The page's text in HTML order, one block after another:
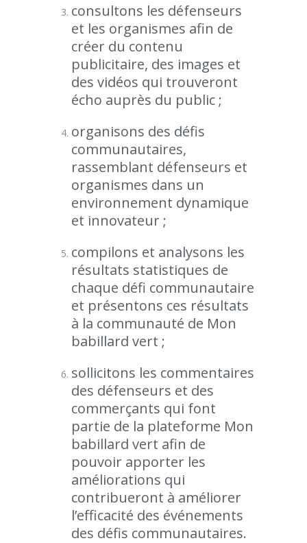
consultons les défenseurs
et les organismes afin de
créer du contenu
publicitaire, des images et
des vidéos qui trouveront
écho auprès du public ;
organisons des défis
communautaires,
rassemblant défenseurs et
organismes dans un
environnement dynamique
et innovateur ;
compilons et analysons les
résultats statistiques de
chaque défi communautaire
et présentons ces résultats
à la communauté de Mon
babillard vert ;
sollicitons les commentaires
des défenseurs et des
commerçants qui font
partie de la plateforme Mon
babillard vert afin de
pouvoir apporter les
améliorations qui
contribueront à améliorer
l’efficacité des événements
des défis communautaires.